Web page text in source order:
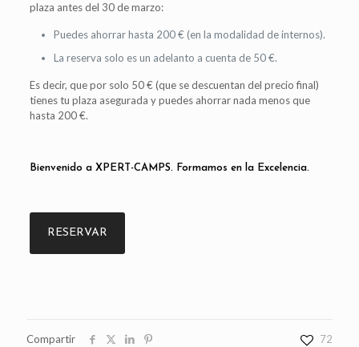
plaza antes del 30 de marzo:
Puedes ahorrar hasta 200 € (en la modalidad de internos).
La reserva solo es un adelanto a cuenta de 50 €.
Es decir, que por solo 50 € (que se descuentan del precio final)
tienes tu plaza asegurada y puedes ahorrar nada menos que
hasta 200 €.
Bienvenido a XPERT-CAMPS. Formamos en la Excelencia.
RESERVAR
Compartir 72